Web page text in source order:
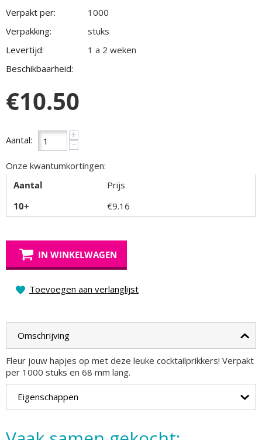
Verpakt per:
1000
Verpakking:
stuks
Levertijd:
1 a 2 weken
Beschikbaarheid:
€10.50
Aantal: +
−
Onze kwantumkortingen:
Aantal
Prijs
10+
€9.16
IN WINKELWAGEN
Toevoegen aan verlanglijst
Omschrijving
Fleur jouw hapjes op met deze leuke cocktailprikkers! Verpakt
per 1000 stuks en 68 mm lang.
Eigenschappen